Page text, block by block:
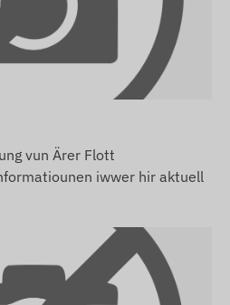
keng SIM-Kaart, kritt
an eiser Software
D'Beschaffung an
SIM-Kaart bleift an Ärer
d'Software an d'SIM-
mir den Apparat an
asazbereet fir d'Software,
och ëm de laafende Betrib
Abonnement: Falls
vun Ärer Flott
iwwer hir aktuell